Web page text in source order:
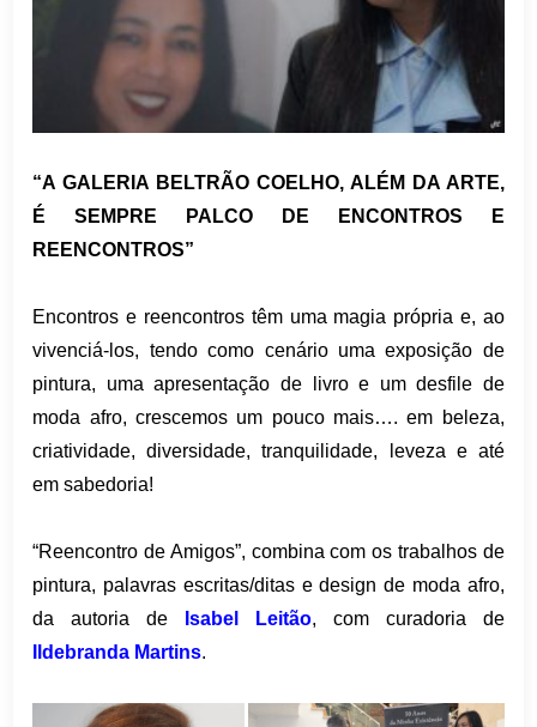
“A GALERIA BELTRÃO COELHO, ALÉM DA ARTE,
É SEMPRE PALCO DE ENCONTROS E
REENCONTROS”
Encontros e reencontros têm uma magia própria e, ao
vivenciá-los, tendo como cenário uma exposição de
pintura, uma apresentação de livro e um desfile de
moda afro, crescemos um pouco mais…. em beleza,
criatividade, diversidade, tranquilidade, leveza e até
em sabedoria!
“Reencontro de Amigos”, combina com os trabalhos de
pintura, palavras escritas/ditas e design de moda afro,
da autoria de
Isabel Leitão, com curadoria de
Ildebranda Martins.